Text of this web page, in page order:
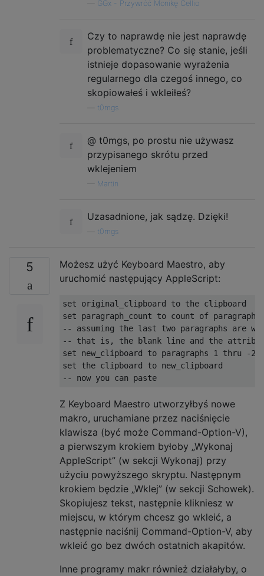
GGx - Przywróć Monikę Cellio
Czy to naprawdę nie jest naprawdę
problematyczne? Co się stanie, jeśli
istnieje dopasowanie wyrażenia
regularnego dla czegoś innego, co
skopiowałeś i wkleiłeś?
t0mgs
@ t0mgs, po prostu nie używasz
przypisanego skrótu przed
wklejeniem
Martin
Uzasadnione, jak sądzę. Dzięki!
t0mgs
5
Możesz użyć Keyboard Maestro, aby
uruchomić następujący AppleScript:
set original_clipboard to the clipboard
set paragraph_count to count of
-- assuming the last two paragraphs are
-- that is, the blank line and the
set new_clipboard to paragraphs 1 thru -
set the clipboard to new_clipboard
Z Keyboard Maestro utworzyłbyś nowe
makro, uruchamiane przez naciśnięcie
klawisza (być może Command-Option-V),
a pierwszym krokiem byłoby „Wykonaj
AppleScript” (w sekcji Wykonaj) przy
użyciu powyższego skryptu. Następnym
krokiem będzie „Wklej” (w sekcji Schowek).
Skopiujesz tekst, następnie klikniesz w
miejscu, w którym chcesz go wkleić, a
następnie naciśnij Command-Option-V, aby
wkleić go bez dwóch ostatnich akapitów.
Inne programy makr również działałyby, o